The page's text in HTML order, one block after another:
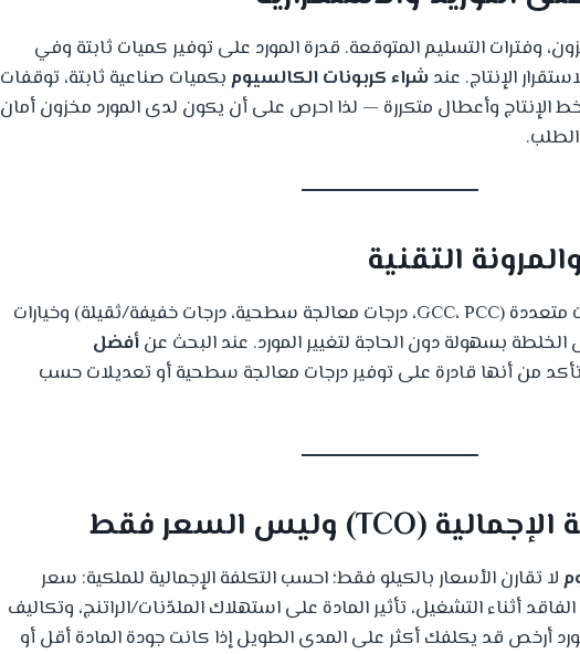
وفترات التسليم المتوقعة. قدرة المورد على توفير كميات ثابتة وفي
الإنتاج. عندشراء كربونات الكالسيوم بكميات صناعية ثابتة، توقفات
الإنتاج وأعطال متكررة — لذا احرص على أن يكون لدى المورد مخزون أمان
الطلب.
أفضل مورّدين يقدمون درجات متعددة (GCC، PCC، درجات معالجة سطحية، درجات خفيفة/ثقيلة) وخيارات
بسهولة دون الحاجة لتغيير المورد. عند البحث عنأفضل
تأكد من أنها قادرة على توفير درجات معالجة سطحية أو تعديلات حسب
لا تقارن الأسعار بالكيلو فقط؛ احسب التكلفة الإجمالية للملكية: سعر
أثناء التشغيل، تأثير المادة على استهلاك الملدّنات/الراتنج، وتكاليف
أرخص قد يكلفك أكثر على المدى الطويل إذا كانت جودة المادة أقل أو